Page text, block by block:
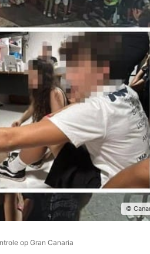
©
op Gran Canaria